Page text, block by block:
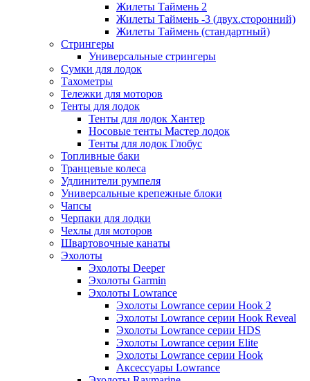
Жилеты Таймень 2
Жилеты Таймень -3 (двух.сторонний)
Жилеты Таймень (стандартный)
Стрингеры
Универсальные стрингеры
Сумки для лодок
Тахометры
Тележки для моторов
Тенты для лодок
Тенты для лодок Хантер
Носовые тенты Мастер лодок
Тенты для лодок Глобус
Топливные баки
Транцевые колеса
Удлинители румпеля
Универсальные крепежные блоки
Чапсы
Черпаки для лодки
Чехлы для моторов
Швартовочные канаты
Эхолоты
Эхолоты Deeper
Эхолоты Garmin
Эхолоты Lowrance
Эхолоты Lowrance серии Hook 2
Эхолоты Lowrance серии Hook Reveal
Эхолоты Lowrance серии HDS
Эхолоты Lowrance серии Elite
Эхолоты Lowrance серии Hook
Аксессуары Lowrance